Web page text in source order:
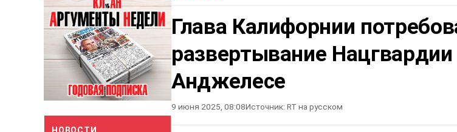
НОВОСТИ
Глава Калифорнии
развертывание
Анджелесе
9 июня 2025, 08:08Источник: RT на русском